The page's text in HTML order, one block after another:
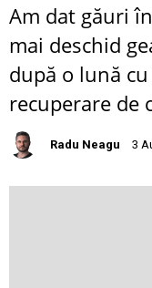
Am dat găuri
mai deschid
după o lună
recuperare de
Radu Neagu 3